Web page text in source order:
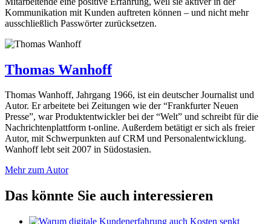
Kommunikation mit Kunden auftreten können – und nicht mehr
ausschließlich Passwörter zurücksetzen.
Thomas Wanhoff
Thomas Wanhoff, Jahrgang 1966, ist ein deutscher Journalist und
Autor. Er arbeitete bei Zeitungen wie der “Frankfurter Neuen
Presse”, war Produktentwickler bei der “Welt” und schreibt für die
Nachrichtenplattform t-online. Außerdem betätigt er sich als freier
Autor, mit Schwerpunkten auf CRM und Personalentwicklung.
Wanhoff lebt seit 2007 in Südostasien.
Mehr zum Autor
Das könnte Sie auch interessieren